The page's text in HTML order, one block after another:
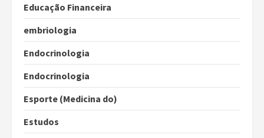
Educação Financeira
embriologia
Endocrinologia
Endocrinologia
Esporte (Medicina do)
Estudos